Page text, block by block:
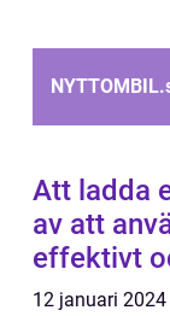
NYTTOMBIL.
Att ladda
av att
effektivt
12 januari 2024